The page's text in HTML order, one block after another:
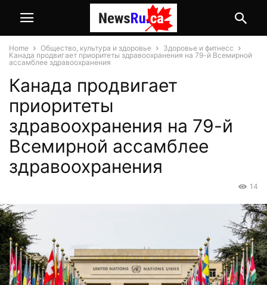
Home Общество, культура и здоровье
Здоровье и фитнесс
Канада продвигает приоритеты здравоохранения на 79-й Всемирной
ассамблее здравоохранения
Канада продвигает
приоритеты
здравоохранения на 79-й
Всемирной ассамблее
здравоохранения
14